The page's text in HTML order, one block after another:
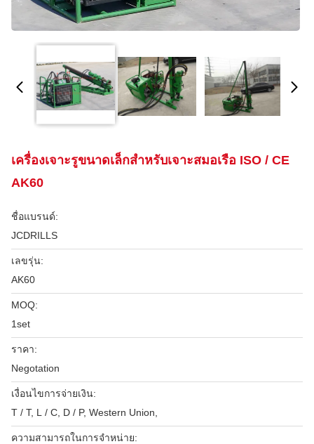
เครื่องเจาะรูขนาดเล็กสำหรับเจาะสมอเรือ ISO / CE
AK60
ชื่อแบรนด์:
JCDRILLS
เลขรุ่น:
AK60
MOQ:
1set
ราคา:
Negotation
เงื่อนไขการจ่ายเงิน:
T / T, L / C, D / P, Western Union,
ความสามารถในการจําหน่าย: